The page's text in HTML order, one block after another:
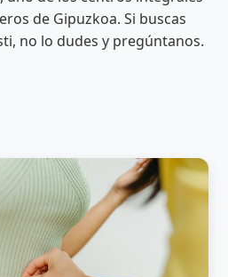
de Gipuzkoa. Si buscas
no lo dudes y pregúntanos.